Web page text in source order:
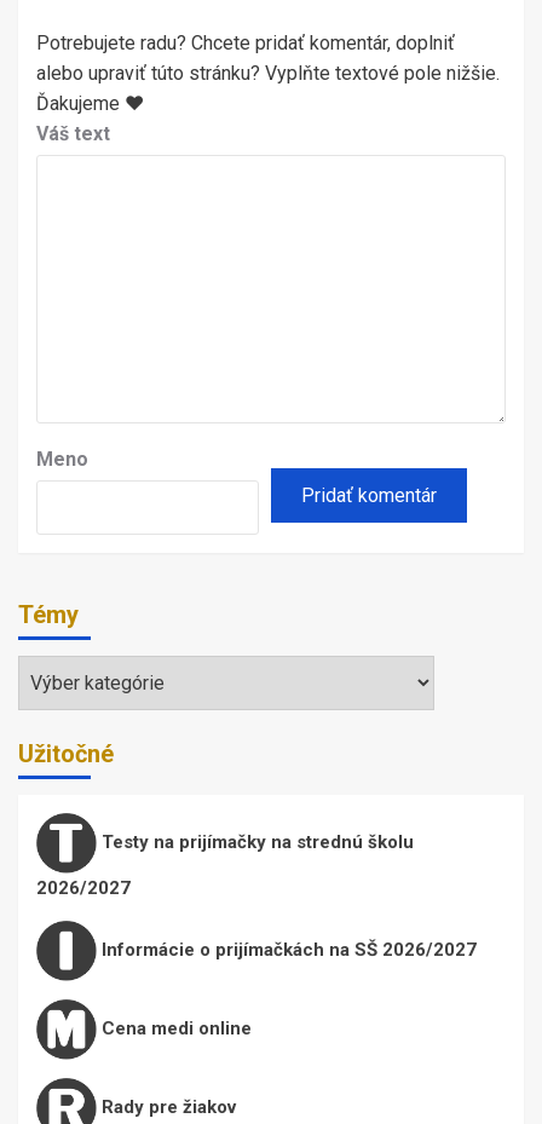
Potrebujete radu? Chcete pridať komentár, doplniť
alebo upraviť túto stránku? Vyplňte textové pole nižšie.
Ďakujeme ♥
Váš text
Meno
Témy
Témy
Užitočné
Testy na prijímačky na strednú školu
2026/2027
Informácie o prijímačkách na SŠ 2026/2027
Cena medi online
Rady pre žiakov